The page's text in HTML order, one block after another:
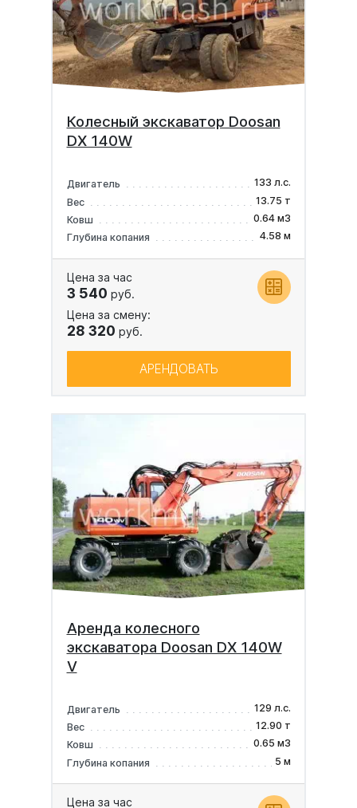
Колесный экскаватор Doosan
DX 140W
Двигатель
133 л.с.
Вес
13.75 т
Ковш
0.64 м3
Глубина копания
4.58 м
Цена за час
3 540 руб.
Цена за смену:
28 320 руб.
АРЕНДОВАТЬ
Аренда колесного
экскаватора Doosan DX 140W
V
Двигатель
129 л.с.
Вес
12.90 т
Ковш
0.65 м3
Глубина копания
5 м
Цена за час